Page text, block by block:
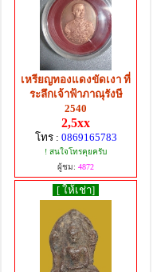
เหรียญทองแดงขัดเงา ที่
ระลึกเจ้าฟ้าภาณุรังษี
2540
2,5xx
โทร : 0869165783
! สนใจโทรคุยครับ
ผู้ชม: 4872
[ ให้เช่า]